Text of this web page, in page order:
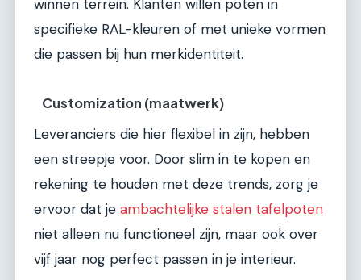
winnen terrein. Klanten willen poten in
specifieke RAL-kleuren of met unieke vormen
die passen bij hun merkidentiteit.
Customization (maatwerk)
Leveranciers die hier flexibel in zijn, hebben
een streepje voor. Door slim in te kopen en
rekening te houden met deze trends, zorg je
ervoor dat je ambachtelijke stalen tafelpoten
niet alleen nu functioneel zijn, maar ook over
vijf jaar nog perfect passen in je interieur.